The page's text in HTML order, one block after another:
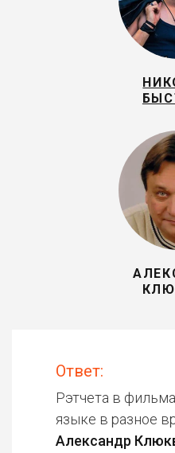
Ответ:
Рэтчета в
языке в разное
Александр